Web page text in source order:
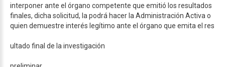
interponer ante el órgano competente que emitió los resultados
finales, dicha solicitud, la podrá hacer la Administración Activa o
quien demuestre interés legítimo ante el órgano que emita el res
ultado final de la investigación